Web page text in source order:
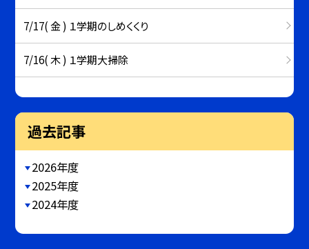
7/17( 金 ) １学期のしめくくり
7/16( 木 ) １学期大掃除
過去記事
2026年度
2025年度
2024年度